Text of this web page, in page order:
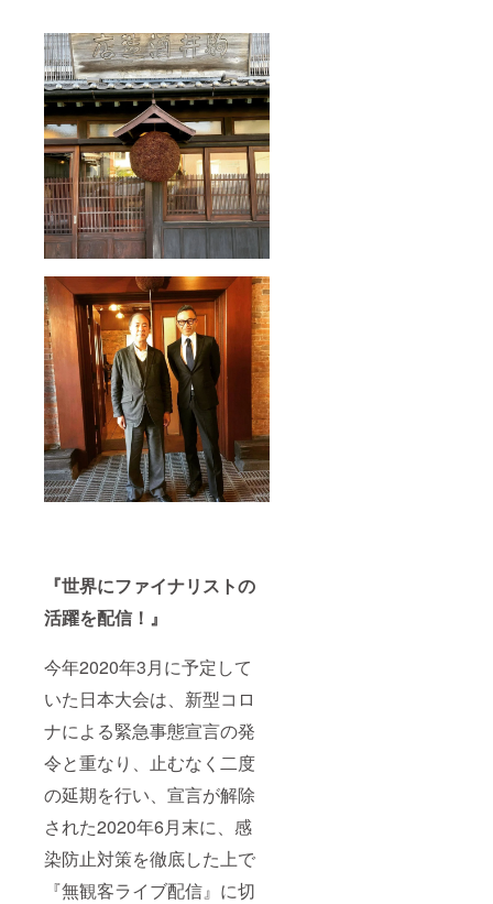
『世界にファイナリストの
活躍を配信！』
今年2020年3月に予定して
いた日本大会は、新型コロ
ナによる緊急事態宣言の発
令と重なり、止むなく二度
の延期を行い、宣言が解除
された2020年6月末に、感
染防止対策を徹底した上で
『無観客ライブ配信』に切